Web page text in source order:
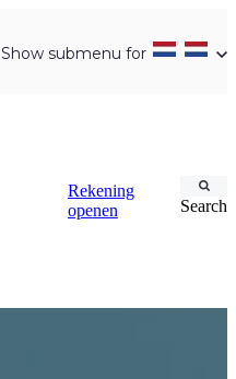
Show submenu for
Rekening
openen
Search